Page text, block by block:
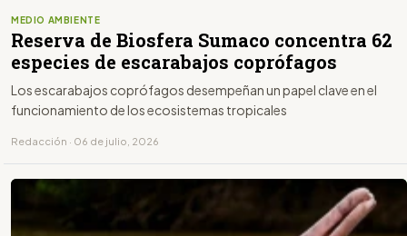
MEDIO AMBIENTE
Reserva de Biosfera Sumaco concentra 62
especies de escarabajos coprófagos
Los escarabajos coprófagos desempeñan un papel clave en el
funcionamiento de los ecosistemas tropicales
Redacción · 06 de julio, 2026